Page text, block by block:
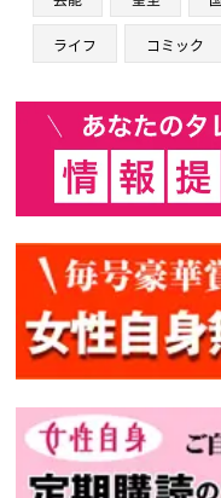
ライフ コミック